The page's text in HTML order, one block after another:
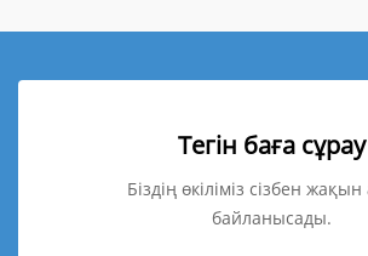
Тегін баға сұрау
Біздің өкіліміз сізбен
байланысады.